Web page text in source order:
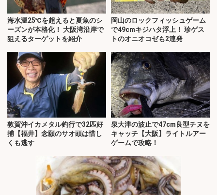
海水温25℃を超えると夏魚のシ
ーズンが本格化！ 大阪湾沿岸で
狙えるターゲットを紹介
岡山のロックフィッシュゲーム
で49cmキジハタ浮上！ 珍ゲス
トのオニオコゼも2連発
敦賀沖イカメタル釣行で32匹好
捕【福井】念願のサオ頭は惜し
くも逃す
泉大津の波止で47cm良型チヌを
キャッチ【大阪】ライトルアー
ゲームで攻略！